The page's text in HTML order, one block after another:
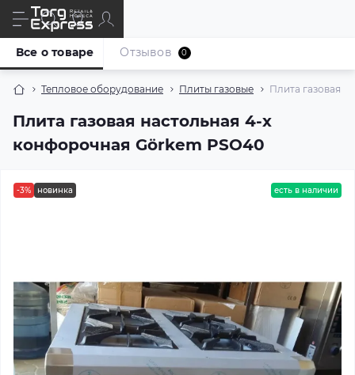
Тепловое оборудование Плиты газовые Плита газовая
Плита газовая настольная 4-х
конфорочная Görkem PSO40
Все о товаре Отзывов 0
-3% новинка есть в наличии